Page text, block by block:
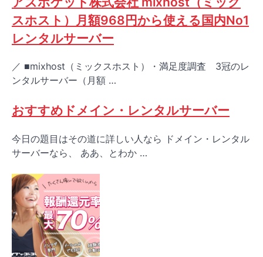
スホスト）月額968円から使える国内No1
レンタルサーバー
／ ■mixhost（ミックスホスト）・満足度調査 3冠のレ
ンタルサーバー（月額 …
おすすめドメイン・レンタルサーバー
今日の題目はその道に詳しい人なら ドメイン・レンタル
サーバーなら、 ああ、とわか …